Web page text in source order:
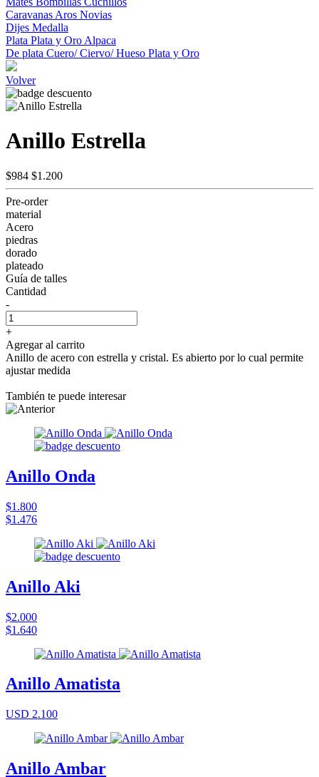
Caravanas Aros Novias
Dijes Medalla
Plata Plata y Oro Alpaca
De plata Cuero/ Ciervo/ Hueso Plata y Oro
Volver
Anillo Estrella
$984 $1.200
Pre-order
material
Acero
piedras
dorado
plateado
Guía de talles
Cantidad
-
+
Agregar al carrito
Anillo de acero con estrella y cristal. Es abierto por lo cual permite
ajustar medida
También te puede interesar
Anillo Onda
$1.800
$1.476
Anillo Aki
$2.000
$1.640
Anillo Amatista
USD 2.100
Anillo Ambar